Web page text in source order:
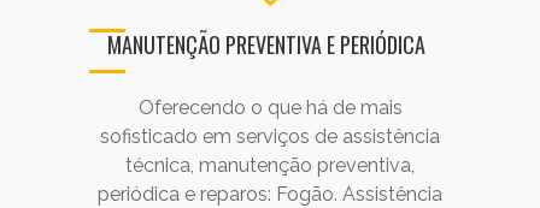
MANUTENÇÃO PREVENTIVA E PERIÓDICA
Oferecendo o que há de mais
sofisticado em serviços de assistência
técnica, manutenção preventiva,
periódica e reparos: Fogão. Assistência